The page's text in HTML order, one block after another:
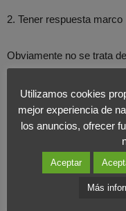
2. Tener respuesta marco
Obviamente no se trata
“respuestas tipo”. Hay
problema, pero el tono,
de actuación, deberían
Hay que actuar rápido,
3. Entrenar al equipo y
Utilizamos cookies
mejor experiencia de
los anuncios, ofrecer
Aceptar
Más